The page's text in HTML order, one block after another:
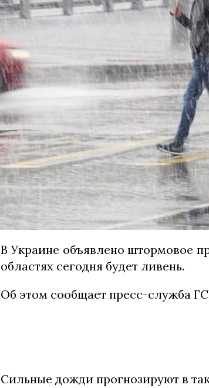
В Украине объявлено штормовое
областях сегодня будет ливень.
Об этом сообщает пресс-служба
Сильные дожди прогнозируют в